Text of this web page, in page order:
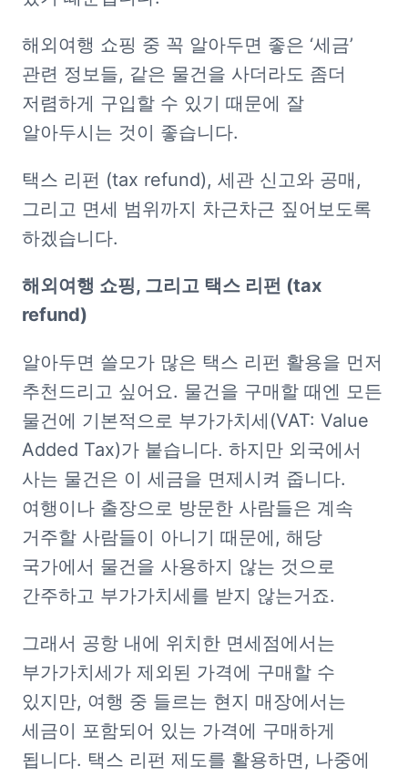
해외여행 쇼핑 중 꼭 알아두면 좋은 ‘세금’
관련 정보들, 같은 물건을 사더라도 좀더
저렴하게 구입할 수 있기 때문에 잘
알아두시는 것이 좋습니다.
택스 리펀 (tax refund), 세관 신고와 공매,
그리고 면세 범위까지 차근차근 짚어보도록
하겠습니다.
해외여행 쇼핑, 그리고 택스 리펀 (tax
refund)
알아두면 쓸모가 많은 택스 리펀 활용을 먼저
추천드리고 싶어요. 물건을 구매할 때엔 모든
물건에 기본적으로 부가가치세(VAT: Value
Added Tax)가 붙습니다. 하지만 외국에서
사는 물건은 이 세금을 면제시켜 줍니다.
여행이나 출장으로 방문한 사람들은 계속
거주할 사람들이 아니기 때문에, 해당
국가에서 물건을 사용하지 않는 것으로
간주하고 부가가치세를 받지 않는거죠.
그래서 공항 내에 위치한 면세점에서는
부가가치세가 제외된 가격에 구매할 수
있지만, 여행 중 들르는 현지 매장에서는
세금이 포함되어 있는 가격에 구매하게
됩니다. 택스 리펀 제도를 활용하면, 나중에